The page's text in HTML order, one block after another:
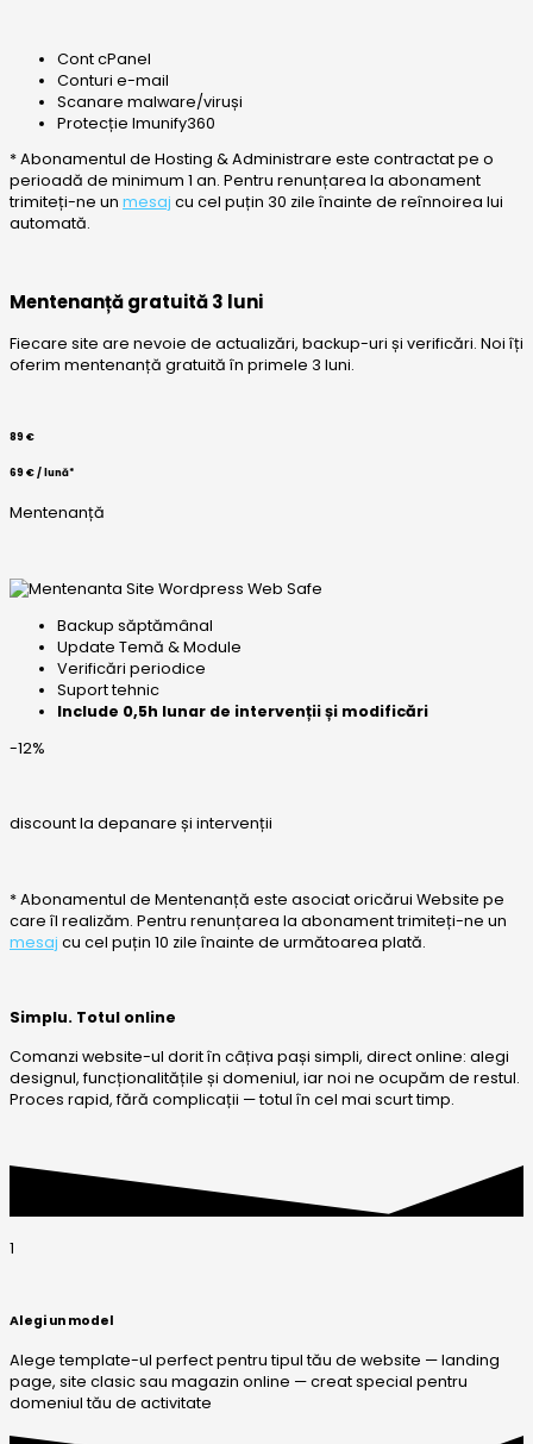
Cont cPanel
Conturi e-mail
Scanare malware/viruși
Protecție Imunify360
* Abonamentul de Hosting & Administrare este contractat pe o
perioadă de minimum 1 an. Pentru renunțarea la abonament
trimiteți-ne un mesaj cu cel puțin 30 zile înainte de reînnoirea lui
automată.
Mentenanță gratuită 3 luni
Fiecare site are nevoie de actualizări, backup-uri și verificări. Noi îți
oferim mentenanță gratuită în primele 3 luni.
89 €
69 € / lună*
Mentenanță
Backup săptămânal
Update Temă & Module
Verificări periodice
Suport tehnic
Include 0,5h lunar de intervenții și modificări
-12%
discount la depanare și intervenții
* Abonamentul de Mentenanță este asociat oricărui Website pe
care îl realizăm. Pentru renunțarea la abonament trimiteți-ne un
mesaj cu cel puțin 10 zile înainte de următoarea plată.
Simplu. Totul online
Comanzi website-ul dorit în câțiva pași simpli, direct online: alegi
designul, funcționalitățile și domeniul, iar noi ne ocupăm de restul.
Proces rapid, fără complicații — totul în cel mai scurt timp.
1
Alegi un model
Alege template-ul perfect pentru tipul tău de website — landing
page, site clasic sau magazin online — creat special pentru
domeniul tău de activitate